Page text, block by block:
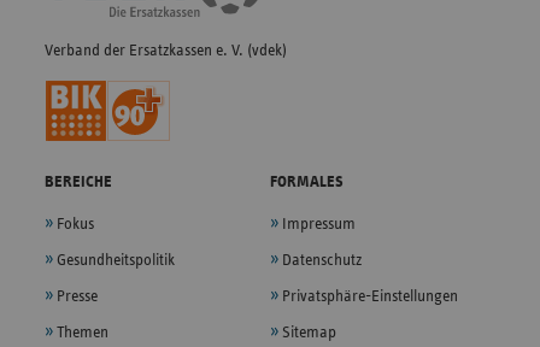
Verband der Ersatzkassen e. V. (vdek)
BEREICHE
Fokus
Gesundheitspolitik
Presse
Themen
FORMALES
Impressum
Datenschutz
Privatsphäre-Einstellungen
Sitemap